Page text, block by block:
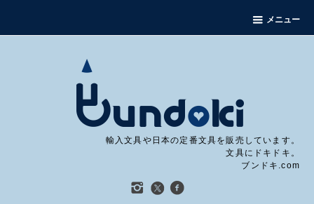
メニュー
輸入文具や日本の定番文具を販売しています。
文具にドキドキ。
ブンドキ.com